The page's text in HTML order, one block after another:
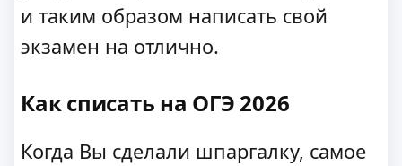
и таким образом написать свой
экзамен на отлично.
Как списать на ОГЭ 2026
Когда Вы сделали шпаргалку, самое